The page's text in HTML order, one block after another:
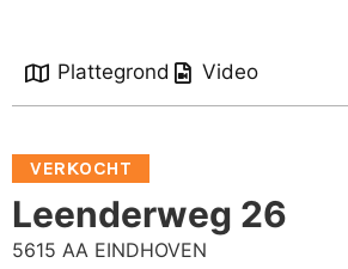
Plattegrond Video
VERKOCHT
Leenderweg 26
5615 AA EINDHOVEN